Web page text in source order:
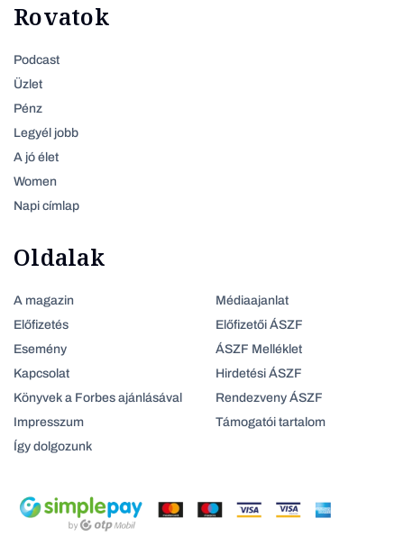
Rovatok
Podcast
Üzlet
Pénz
Legyél jobb
A jó élet
Women
Napi címlap
Oldalak
A magazin
Előfizetés
Esemény
Kapcsolat
Könyvek a Forbes ajánlásával
Impresszum
Így dolgozunk
Médiaajanlat
Előfizetői ÁSZF
ÁSZF Melléklet
Hirdetési ÁSZF
Rendezveny ÁSZF
Támogatói tartalom